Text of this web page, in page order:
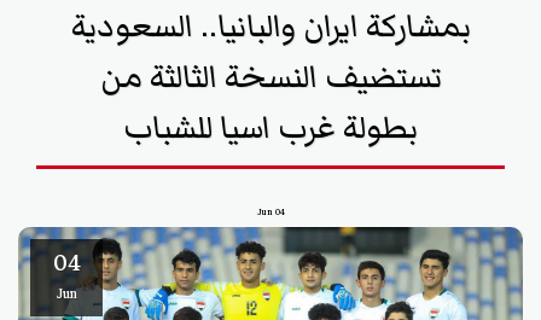
بمشاركة ايران والبانيا.. السعودية
تستضيف النسخة الثالثة من
بطولة غرب اسيا للشباب
04
Jun
04
Jun